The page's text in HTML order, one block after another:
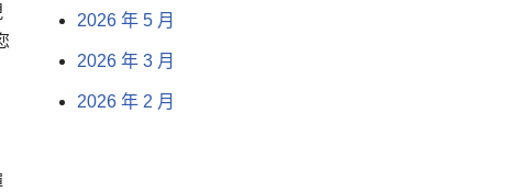
2026 年 5 月
2026 年 3 月
2026 年 2 月